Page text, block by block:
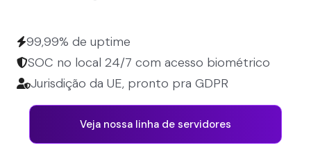
99,99% de uptime
SOC no local 24/7 com acesso biométrico
Jurisdição da UE, pronto pra GDPR
Veja nossa linha de servidores